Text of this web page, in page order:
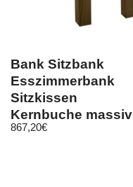
Bank Sitzbank
Esszimmerbank
Sitzkissen
Kernbuche massiv
geölt Leder
867,20€